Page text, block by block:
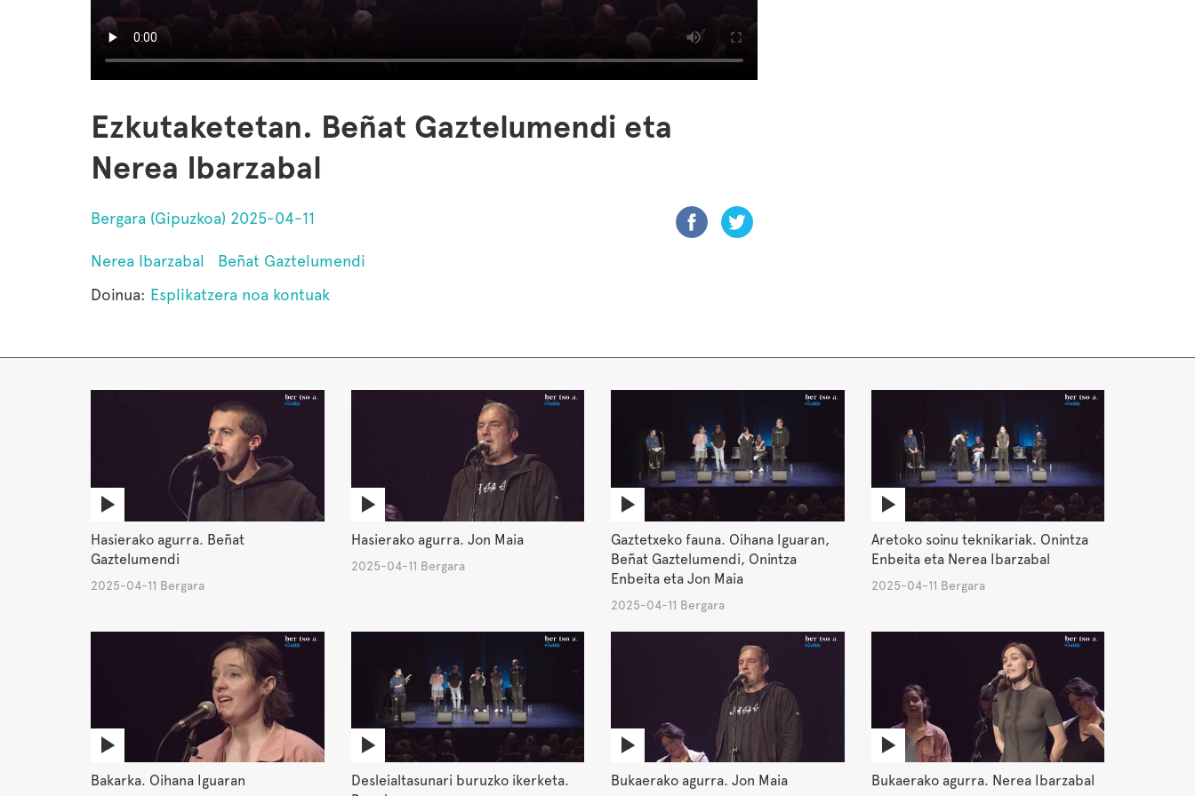
Ezkutaketetan. Beñat Gaztelumendi eta
Nerea Ibarzabal
Bergara (Gipuzkoa) 2025-04-11
Nerea Ibarzabal
Beñat Gaztelumendi
Doinua: Esplikatzera noa kontuak
Hasierako agurra. Beñat
Gaztelumendi
2025-04-11 Bergara
Hasierako agurra. Jon Maia
2025-04-11 Bergara
Gaztetxeko fauna. Oihana Iguaran,
Beñat Gaztelumendi, Onintza
Enbeita eta Jon Maia
2025-04-11 Bergara
Aretoko soinu teknikariak. Onintza
Enbeita eta Nerea Ibarzabal
2025-04-11 Bergara
Bakarka. Oihana Iguaran
Desleialtasunari buruzko ikerketa.
Bukaerako agurra. Jon Maia Bukaerako agurra. Nerea Ibarzabal